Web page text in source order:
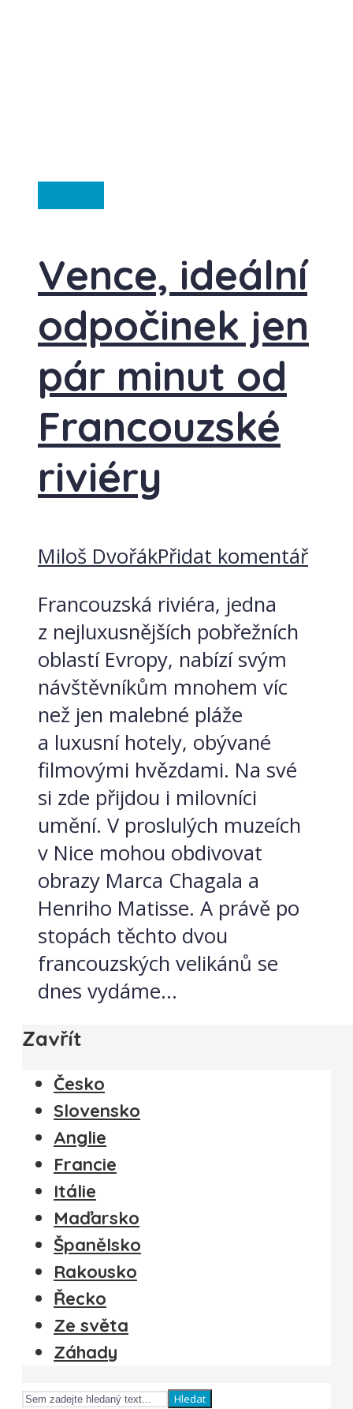
Vence, ideální
odpočinek jen
pár minut od
Francouzské
riviéry
Miloš DvořákPřidat komentář
Francouzská riviéra, jedna
z nejluxusnějších pobřežních
oblastí Evropy, nabízí svým
návštěvníkům mnohem víc
než jen malebné pláže
a luxusní hotely, obývané
filmovými hvězdami. Na své
si zde přijdou i milovníci
umění. V proslulých muzeích
v Nice mohou obdivovat
obrazy Marca Chagala a
Henriho Matisse. A právě po
stopách těchto dvou
francouzských velikánů se
dnes vydáme...
Zavřít
Česko
Slovensko
Anglie
Francie
Itálie
Maďarsko
Španělsko
Rakousko
Řecko
Ze světa
Záhady
Hledat